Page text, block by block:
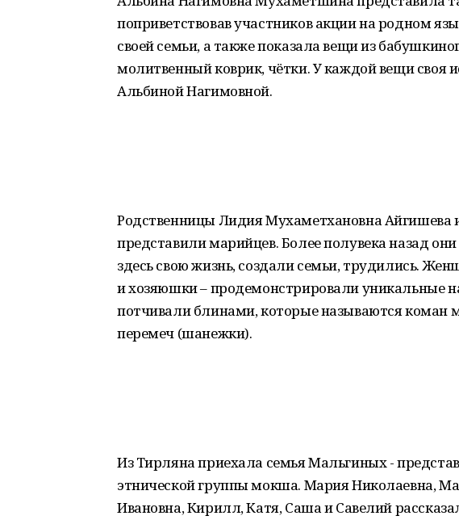
поприветствовав участников акции на родном
своей семьи, а также показала вещи из
молитвенный коврик, чётки. У каждой вещи своя
Альбиной Нагимовной.
Родственницы Лидия Мухаметхановна Айгишева
представили марийцев. Более полувека назад
здесь свою жизнь, создали семьи, трудились.
и хозяюшки – продемонстрировали уникальные
потчивали блинами, которые называются коман
перемеч (шанежки).
Из Тирляна приехала семья Мальгиных -
этнической группы мокша. Мария Николаевна,
Ивановна, Кирилл, Катя, Саша и Савелий